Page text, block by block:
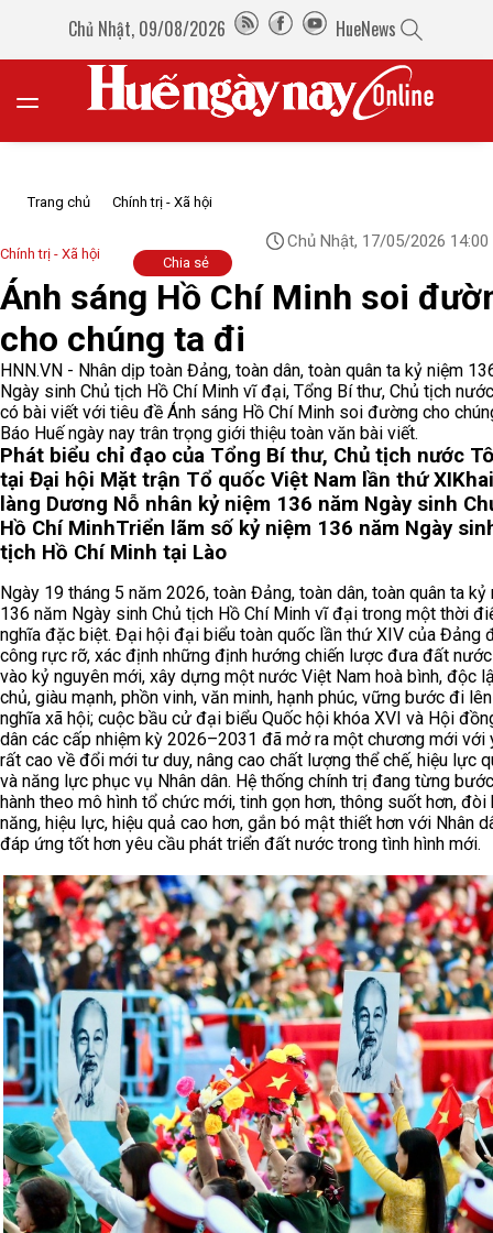
Chủ Nhật, 09/08/2026 HueNews
Trang chủ Chính trị - Xã hội
Chính trị - Xã hội
Chủ Nhật, 17/05/2026 14:00
Chia sẻ
Ánh sáng Hồ Chí Minh soi
cho chúng ta đi
HNN.VN - Nhân dịp toàn Đảng, toàn dân, toàn quân ta kỷ niệm
Ngày sinh Chủ tịch Hồ Chí Minh vĩ đại, Tổng Bí thư, Chủ tịch
có bài viết với tiêu đề Ánh sáng Hồ Chí Minh soi đường cho
Báo Huế ngày nay trân trọng giới thiệu toàn văn bài viết.
Phát biểu chỉ đạo của Tổng Bí thư, Chủ tịch nước
tại Đại hội Mặt trận Tổ quốc Việt Nam lần thứ XI
làng Dương Nỗ nhân kỷ niệm 136 năm Ngày sinh
Hồ Chí MinhTriển lãm số kỷ niệm 136 năm Ngày
tịch Hồ Chí Minh tại Lào
Ngày 19 tháng 5 năm 2026, toàn Đảng, toàn dân, toàn quân ta kỷ
136 năm Ngày sinh Chủ tịch Hồ Chí Minh vĩ đại trong một thời
nghĩa đặc biệt. Đại hội đại biểu toàn quốc lần thứ XIV của Đảng
công rực rỡ, xác định những định hướng chiến lược đưa đất
vào kỷ nguyên mới, xây dựng một nước Việt Nam hoà bình, độc
chủ, giàu mạnh, phồn vinh, văn minh, hạnh phúc, vững bước đi
nghĩa xã hội; cuộc bầu cử đại biểu Quốc hội khóa XVI và Hội
dân các cấp nhiệm kỳ 2026–2031 đã mở ra một chương mới với
rất cao về đổi mới tư duy, nâng cao chất lượng thể chế, hiệu lực
và năng lực phục vụ Nhân dân. Hệ thống chính trị đang từng
hành theo mô hình tổ chức mới, tinh gọn hơn, thông suốt hơn, đòi
năng, hiệu lực, hiệu quả cao hơn, gắn bó mật thiết hơn với Nhân
đáp ứng tốt hơn yêu cầu phát triển đất nước trong tình hình mới.